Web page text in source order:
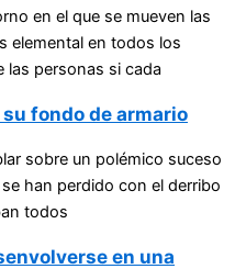
en el que se mueven las
elemental en todos los
las personas si cada
fondo de armario
sobre un polémico suceso
han perdido con el derribo
todos
en una